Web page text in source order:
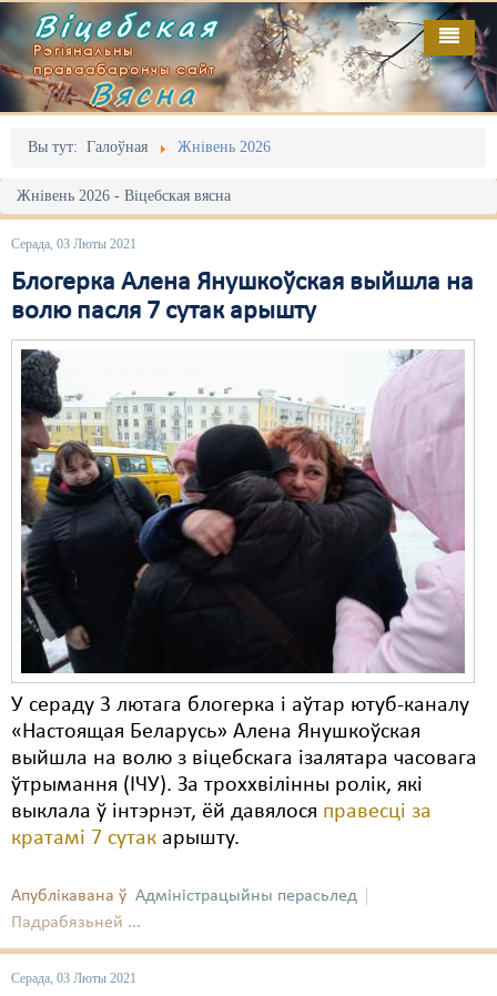
Віцебская
Рэгіянальны
праваабарончы сайт
Вясна
Вы тут: Галоўная Жнівень 2026
Жнівень 2026 - Віцебская вясна
Серада, 03 Люты 2021
Блогерка Алена Янушкоўская выйшла на
волю пасля 7 сутак арышту
У сераду 3 лютага блогерка і аўтар ютуб-каналу
«Настоящая Беларусь» Алена Янушкоўская
выйшла на волю з віцебскага ізалятара часовага
ўтрымання (ІЧУ). За троххвілінны ролік, які
выклала ў інтэрнэт, ёй давялося правесці за
кратамі 7 сутак арышту.
Апублікавана ў Адміністрацыйны перасьлед
Падрабязьней ...
Серада, 03 Люты 2021
Галоўная
Адміністрацыйны перасьлед
Акцыі
Выбары
Грамадзянскія ініцыятывы
Дзяржава
Дыскрымінацыя
Затрыманьні
Карная псыхіятрыя
КПЧ ААН
Культурныя правы
ЛПП
Мігранты
Мірныя сходы
Палітвязьні
Праваабаронцы
Правы дзіцяці
Пэнітэнцыярная сыстэма
Рознае
Выданьні
Відэа
Пра нас
RSS